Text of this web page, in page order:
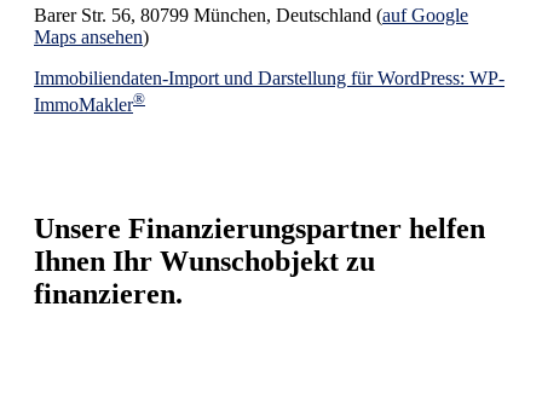
Barer Str. 56, 80799 München, Deutschland (auf Google
Maps ansehen)
Immobiliendaten-Import und Darstellung für WordPress: WP-
ImmoMakler®
Unsere Finanzierungspartner helfen
Ihnen Ihr Wunschobjekt zu
finanzieren.